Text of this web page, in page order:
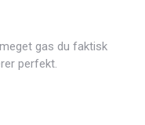
gas du faktisk
perfekt.